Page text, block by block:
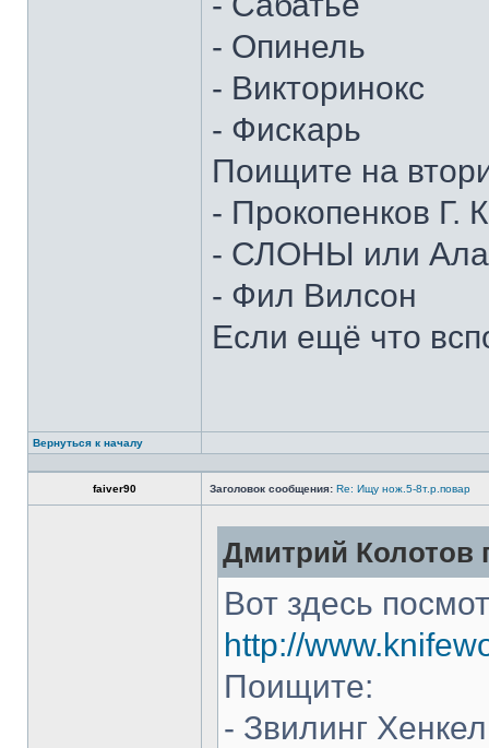
- Опинель
- Викторинокс
- Фискарь
Поищите на
- Прокопенков Г.
- СЛОНЫ или
- Фил Вилсон
Если ещё что
Вернуться к началу
faiver90 Заголовок сообщения: Re: Ищу нож.5-8т.р.повар
Дмитрий Колотов
Вот здесь
http://
Поищите:
- Звилинг